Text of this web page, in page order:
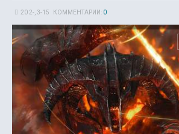
20 2-, 3-15 КОММЕНТАРИИ: 0